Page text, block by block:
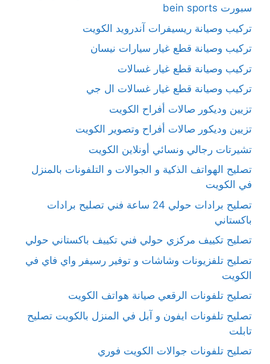
سبورت bein sports
تركيب وصيانة ريسيفرات آندرويد الكويت
تركيب وصيانة قطع غيار سيارات نيسان
تركيب وصيانة قطع غيار غسالات
تركيب وصيانة قطع غيار غسالات ال جي
تزيين وديكور صالات أفراح الكويت
تزيين وديكور صالات أفراح وتصوير الكويت
تشيرتات رجالي ونسائي أونلاين الكويت
تصليح الهواتف الذكية و الجوالات و التلفونات بالمنزل
في الكويت
تصليح برادات حولي 24 ساعة فني تصليح برادات
باكستاني
تصليح تكييف مركزي حولي فني تكييف باكستاني حولي
تصليح تلفزيونات وشاشات و توفير رسيفر واي فاي في
الكويت
تصليح تلفونات الرقعي صيانة هواتف الكويت
تصليح تلفونات ايفون و آبل في المنزل بالكويت تصليح
تابلت
تصليح تلفونات جوالات الكويت فوري